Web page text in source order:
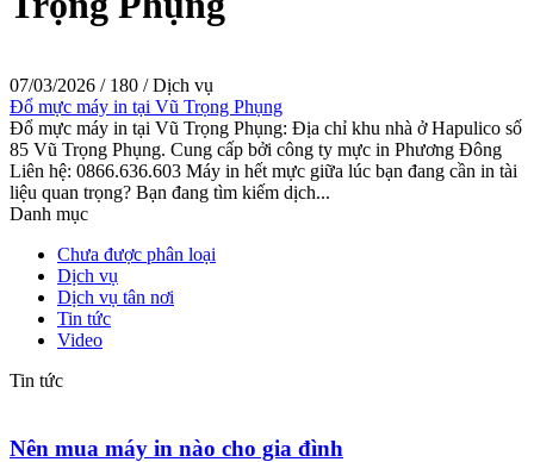
07/03/2026 / 180 /Dịch vụ
Đổ mực máy in tại Vũ Trọng Phụng
Đổ mực máy in tại Vũ Trọng Phụng: Địa chỉ khu nhà ở Hapulico số
85 Vũ Trọng Phụng. Cung cấp bởi công ty mực in Phương Đông
Liên hệ: 0866.636.603 Máy in hết mực giữa lúc bạn đang cần in tài
liệu quan trọng? Bạn đang tìm kiếm dịch...
Danh mục
Chưa được phân loại
Dịch vụ
Dịch vụ tân nơi
Tin tức
Video
Tin tức
Nên mua máy in nào cho gia đình